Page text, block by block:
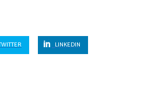
LINKEDIN